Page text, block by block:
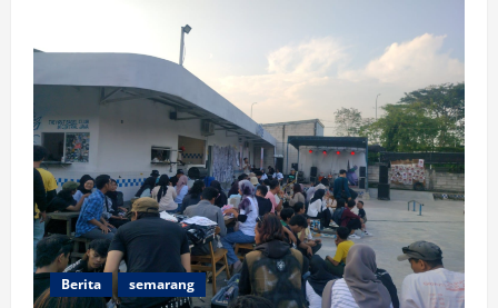
Berita semarang